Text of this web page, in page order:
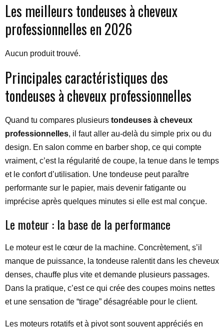
Les meilleurs tondeuses à cheveux
professionnelles en 2026
Aucun produit trouvé.
Principales caractéristiques des
tondeuses à cheveux professionnelles
Quand tu compares plusieurs tondeuses à cheveux
professionnelles, il faut aller au-delà du simple prix ou du
design. En salon comme en barber shop, ce qui compte
vraiment, c’est la régularité de coupe, la tenue dans le temps
et le confort d’utilisation. Une tondeuse peut paraître
performante sur le papier, mais devenir fatigante ou
imprécise après quelques minutes si elle est mal conçue.
Le moteur : la base de la performance
Le moteur est le cœur de la machine. Concrètement, s’il
manque de puissance, la tondeuse ralentit dans les cheveux
denses, chauffe plus vite et demande plusieurs passages.
Dans la pratique, c’est ce qui crée des coupes moins nettes
et une sensation de “tirage” désagréable pour le client.
Les moteurs rotatifs et à pivot sont souvent appréciés en